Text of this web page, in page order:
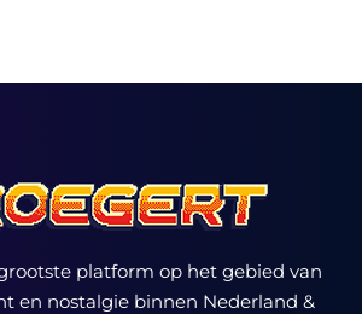
platform op het gebied van
en nostalgie binnen Nederland &